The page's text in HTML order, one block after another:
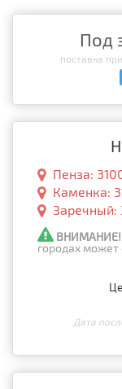
Под
поставка
Пенза:
Каменка:
Заречный:
ВНИМАНИЕ!
городах может
Дата